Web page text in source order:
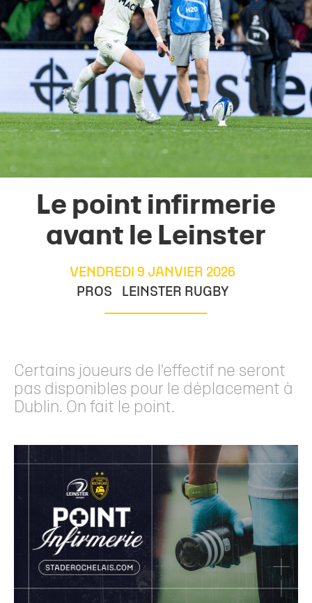
Le point infirmerie
avant le Leinster
VENDREDI 9 JANVIER 2026
PROS
LEINSTER RUGBY
Certains joueurs de l'effectif ne seront
pas disponibles pour le déplacement à
Dublin. On fait le point.